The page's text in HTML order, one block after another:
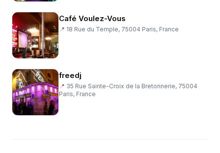
Café Voulez-Vous
📍 18 Rue du Temple, 75004 Paris, France
freedj
📍 35 Rue Sainte-Croix de la Bretonnerie, 75004
Paris, France